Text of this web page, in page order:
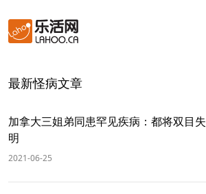
最新怪病文章
加拿大三姐弟同患罕见疾病：都将双目失
明
2021-06-25